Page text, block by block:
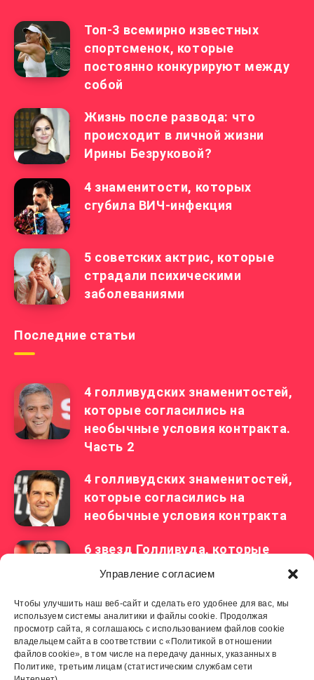
Управление согласием
Чтобы улучшить наш веб-сайт и сделать его удобнее для вас, мы
используем системы аналитики и файлы cookie. Продолжая
просмотр сайта, я соглашаюсь с использованием файлов cookie
владельцем сайта в соответствии с «Политикой в отношении
файлов cookie», в том числе на передачу данных, указанных в
Политике, третьим лицам (статистическим службам сети
Топ-3 всемирно известных
спортсменок, которые
постоянно конкурируют между
собой
Жизнь после развода: что
происходит в личной жизни
Ирины Безруковой?
4 знаменитости, которых
сгубила ВИЧ-инфекция
5 советских актрис, которые
страдали психическими
заболеваниями
Последние статьи
4 голливудских знаменитостей,
которые согласились на
необычные условия контракта.
Часть 2
4 голливудских знаменитостей,
которые согласились на
необычные условия контракта
6 звезд Голливуда, которые
лишились работы прямо во
Советы от Ренаты Литвиновой,
которые помогут женщинам
стать счастливыми